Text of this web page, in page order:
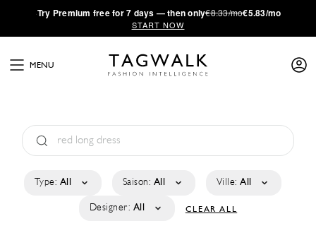
·Try Premium free for 7 days — then only€8.33/mo€5.83/mo
START NOW
MENU
Type: All Saison: All Ville: All
Designer: All CLEAR ALL